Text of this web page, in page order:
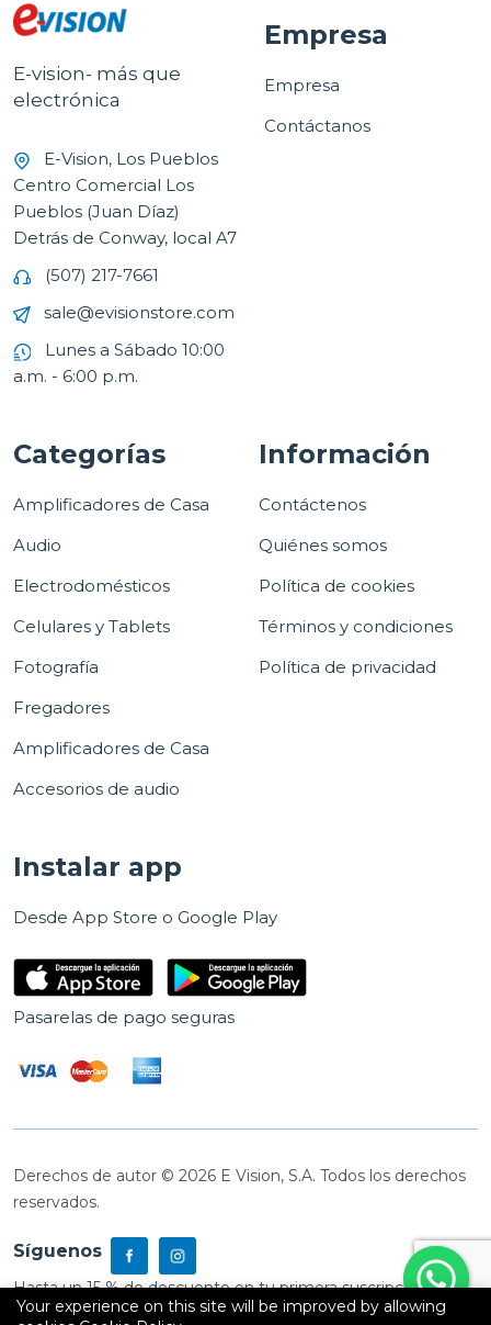
E-vision- más que
electrónica
E-Vision, Los Pueblos
Centro Comercial Los
Pueblos (Juan Díaz)
Detrás de Conway, local A7
(507) 217-7661
sale@evisionstore.com
Lunes a Sábado 10:00
a.m. - 6:00 p.m.
Empresa
Empresa
Contáctanos
Categorías
Amplificadores de Casa
Audio
Electrodomésticos
Celulares y Tablets
Fotografía
Fregadores
Amplificadores de Casa
Accesorios de audio
Información
Contáctenos
Quiénes somos
Política de cookies
Términos y condiciones
Política de privacidad
Instalar app
Desde App Store o Google Play
Pasarelas de pago seguras
Derechos de autor © 2026 E Vision, S.A. Todos los derechos
reservados.
Síguenos
Hasta un 15 % de descuento en tu primera suscripción
Your experience on this site will be improved by allowing